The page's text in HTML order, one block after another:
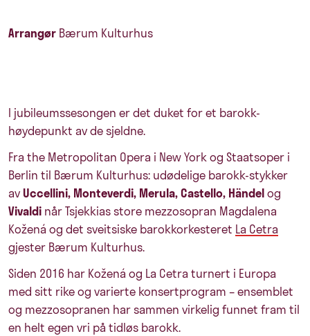
Arrangør Bærum Kulturhus
I jubileumssesongen er det duket for et barokk-
høydepunkt av de sjeldne.
Fra the Metropolitan Opera i New York og Staatsoper i
Berlin til Bærum Kulturhus: udødelige barokk-stykker
av Uccellini, Monteverdi, Merula, Castello, Händelog
Vivaldi når Tsjekkias store mezzosopran Magdalena
Kožená og det sveitsiske barokkorkesteret La Cetra
gjester Bærum Kulturhus.
Siden 2016 har Kožená og La Cetra turnert i Europa
med sitt rike og varierte konsertprogram – ensemblet
og mezzosopranen har sammen virkelig funnet fram til
en helt egen vri på tidløs barokk.